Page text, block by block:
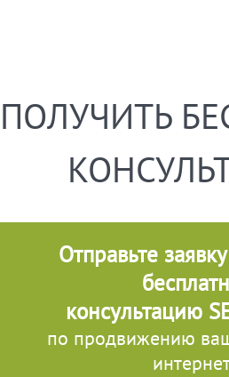
ПОЛУЧИТЬ
Отправьте
консультацию
по продвижению